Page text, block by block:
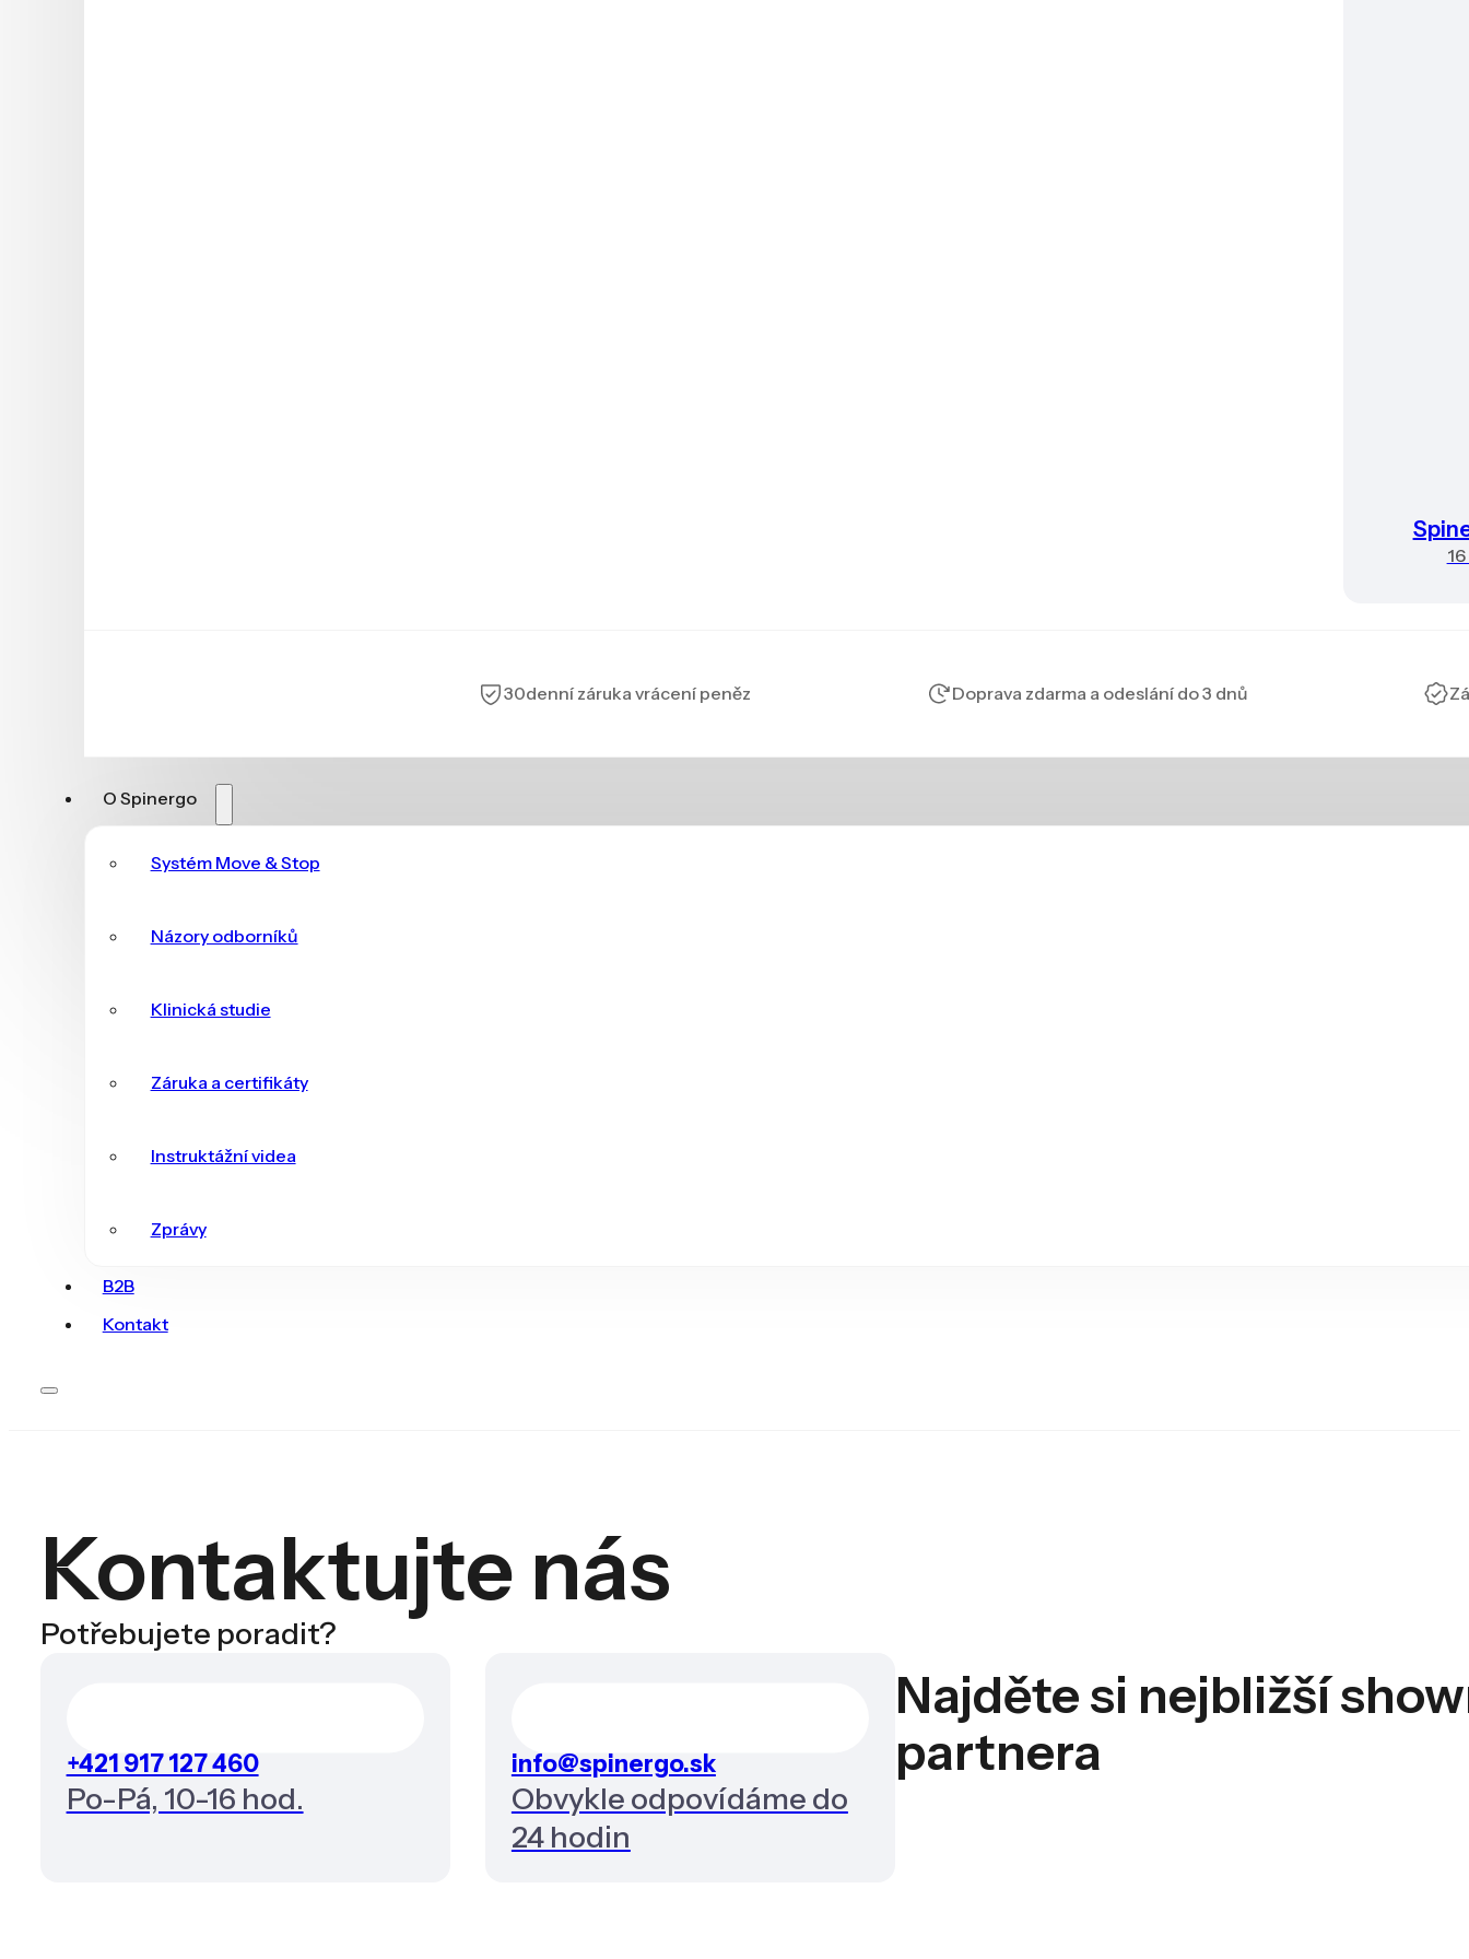
30denní záruka vrácení peněz Doprava zdarma a odeslání do 3 dnů
O Spinergo
Systém Move & Stop
Názory odborníků
Klinická studie
Záruka a certifikáty
Instruktážní videa
Zprávy
B2B
Kontakt
Kontaktujte nás
Potřebujete poradit?
+421 917 127 460
Po-Pá, 10-16 hod.
info@spinergo.sk
Obvykle odpovídáme do
24 hodin
Najděte si nejbližší
partnera